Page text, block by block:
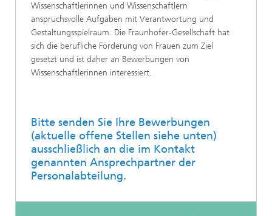
Wissenschaftlerinnen und Wissenschaftlern
anspruchsvolle Aufgaben mit Verantwortung und
Gestaltungsspielraum. Die Fraunhofer-Gesellschaft hat
sich die berufliche Förderung von Frauen zum Ziel
gesetzt und ist daher an Bewerbungen von
Wissenschaftlerinnen interessiert.
Bitte senden Sie Ihre Bewerbungen
(aktuelle offene Stellen siehe unten)
ausschließlich an die im Kontakt
genannten Ansprechpartner der
Personalabteilung.